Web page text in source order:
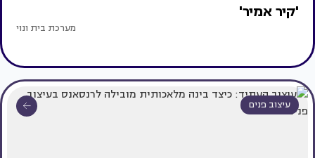
'קיר אמיר'
מערכת בית ונוי
עיצוב פנים